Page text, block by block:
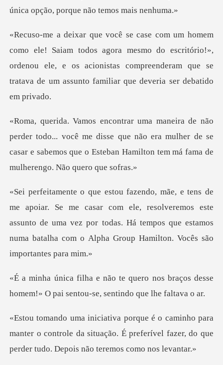
agora mesmo do escritório!»,
ordenou ele, e os acionistas compreenderam
. você me disse que não era mulher de se
casar e sabemos que o E
r com ele, resolveremos este
assunto de uma vez por todas. Há tempos que est
o nos braços desse
homem!» O pai sen
manter o controle da situação. É preferível fazer, do